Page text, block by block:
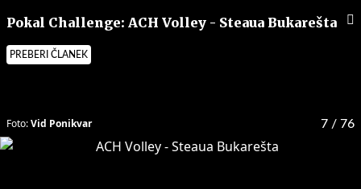
Pokal Challenge: ACH Volley - Steaua Bukarešta
PREBERI ČLANEK
7 / 76
Foto:Vid Ponikvar